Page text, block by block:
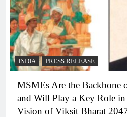
INDIA PRESS RELEASE
MSMEs Are the Backbone
and Will Play a Key Role
Vision of Viksit Bharat